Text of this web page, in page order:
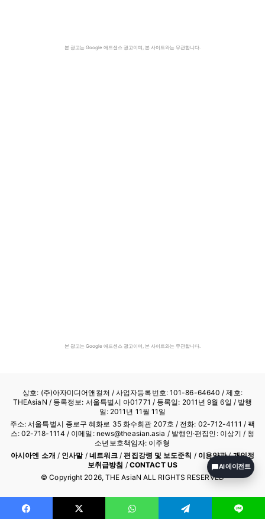
본 광고는 Google 애드센스 광고이며, 본 사이트와는 무관합니다.
본 광고는 Google 애드센스 광고이며, 본 사이트와는 무관합니다.
상호: (주)아자미디어앤컬처 /사업자등록번호: 101-86-64640 / 제호:
THEAsiaN / 등록정보: 서울특별시 아01771 / 등록일: 2011년 9월 6일 / 발행
일: 2011년 11월 11일
주소: 서울특별시 종로구 혜화로 35 화수회관 207호 / 전화: 02-712-4111 / 팩
스: 02-718-1114 / 이메일: news@theasian.asia / 발행인·편집인: 이상기 / 청
소년보호책임자: 이주형
아시아엔 소개 / 인사말/ 네트워크 /편집강령 및 보도준칙 / 이용약관/개인정
보취급방침 / CONTACT US
© Copyright 2026, THE AsiaN ALL RIGHTS RESERVED
AI 에이전트